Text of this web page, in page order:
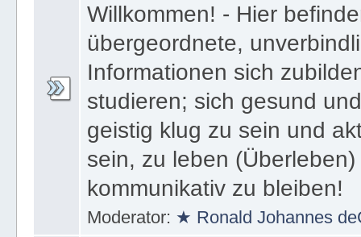
Willkommen! - Hier
übergeordnete,
Informationen sich
studieren; sich gesund
geistig klug zu sein und
sein, zu leben
kommunikativ zu bleiben!
Moderator: ★ Ronald Johannes